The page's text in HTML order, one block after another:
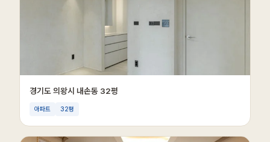
경기도 의왕시 내손동 32평
아파트 32평